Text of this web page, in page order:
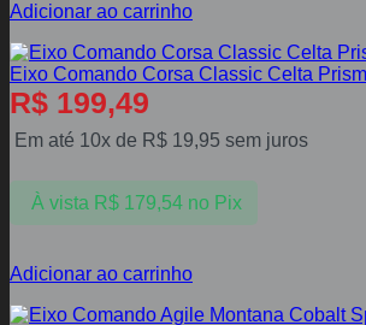
Adicionar ao carrinho
Eixo Comando Corsa Classic Celta
R$ 199,49
Em até 10x de R$ 19,95 sem juros
À vista R$179,54 no Pix
Adicionar ao carrinho